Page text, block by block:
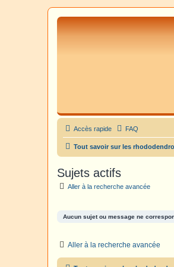
Accès rapide FAQ
Tout savoir sur les
Sujets actifs
Aller à la recherche avancée
Aucun sujet ou message ne
Aller à la recherche avancée